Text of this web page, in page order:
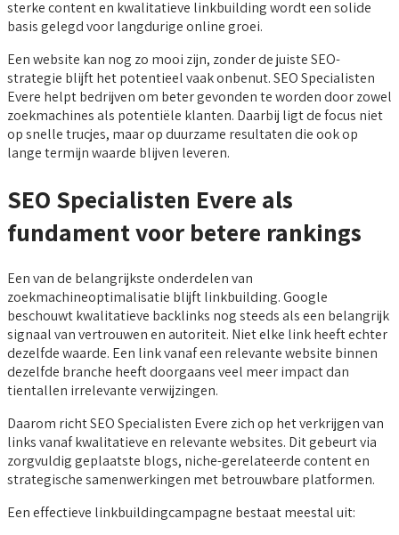
sterke content en kwalitatieve linkbuilding wordt een solide
basis gelegd voor langdurige online groei.
Een website kan nog zo mooi zijn, zonder de juiste SEO-
strategie blijft het potentieel vaak onbenut. SEO Specialisten
Evere helpt bedrijven om beter gevonden te worden door zowel
zoekmachines als potentiële klanten. Daarbij ligt de focus niet
op snelle trucjes, maar op duurzame resultaten die ook op
lange termijn waarde blijven leveren.
SEO Specialisten Evere als
fundament voor betere rankings
Een van de belangrijkste onderdelen van
zoekmachineoptimalisatie blijft linkbuilding. Google
beschouwt kwalitatieve backlinks nog steeds als een belangrijk
signaal van vertrouwen en autoriteit. Niet elke link heeft echter
dezelfde waarde. Een link vanaf een relevante website binnen
dezelfde branche heeft doorgaans veel meer impact dan
tientallen irrelevante verwijzingen.
Daarom richt SEO Specialisten Evere zich op het verkrijgen van
links vanaf kwalitatieve en relevante websites. Dit gebeurt via
zorgvuldig geplaatste blogs, niche-gerelateerde content en
strategische samenwerkingen met betrouwbare platformen.
Een effectieve linkbuildingcampagne bestaat meestal uit: